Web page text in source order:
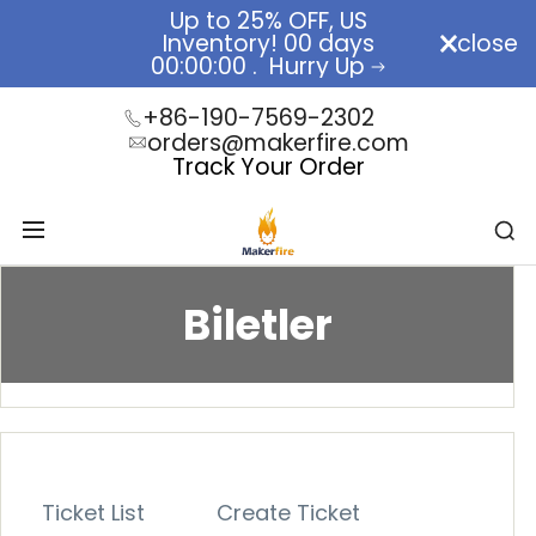
Up to 25% OFF, US
Inventory! 00 days
00:00:00 . Hurry Up
RC
close
+86-190-7569-2302
orders@makerfire.com
Track Your Order
Biletler
Ticket List Create Ticket